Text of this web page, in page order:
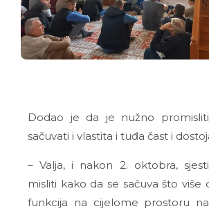
Dodao je da je nužno
sačuvati i vlastita i tuđa čast i
– Valja, i nakon 2. oktobra,
misliti kako da se sačuva što više
funkcija na cijelome prostoru